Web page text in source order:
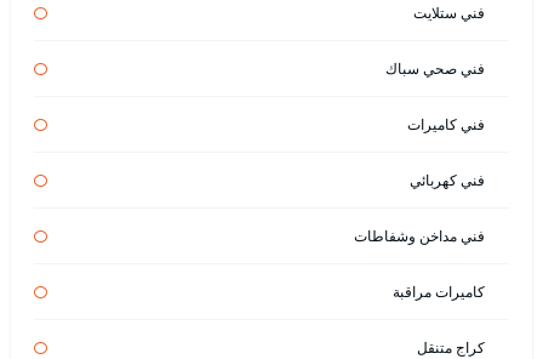
فني ستلايت
فني صحي سباك
فني كاميرات
فني كهربائي
فني مداخن وشفاطات
كاميرات مراقبة
كراج متنقل